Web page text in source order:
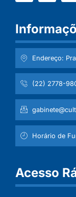
Endereço:
(22) 2778-
Horário de
Acesso